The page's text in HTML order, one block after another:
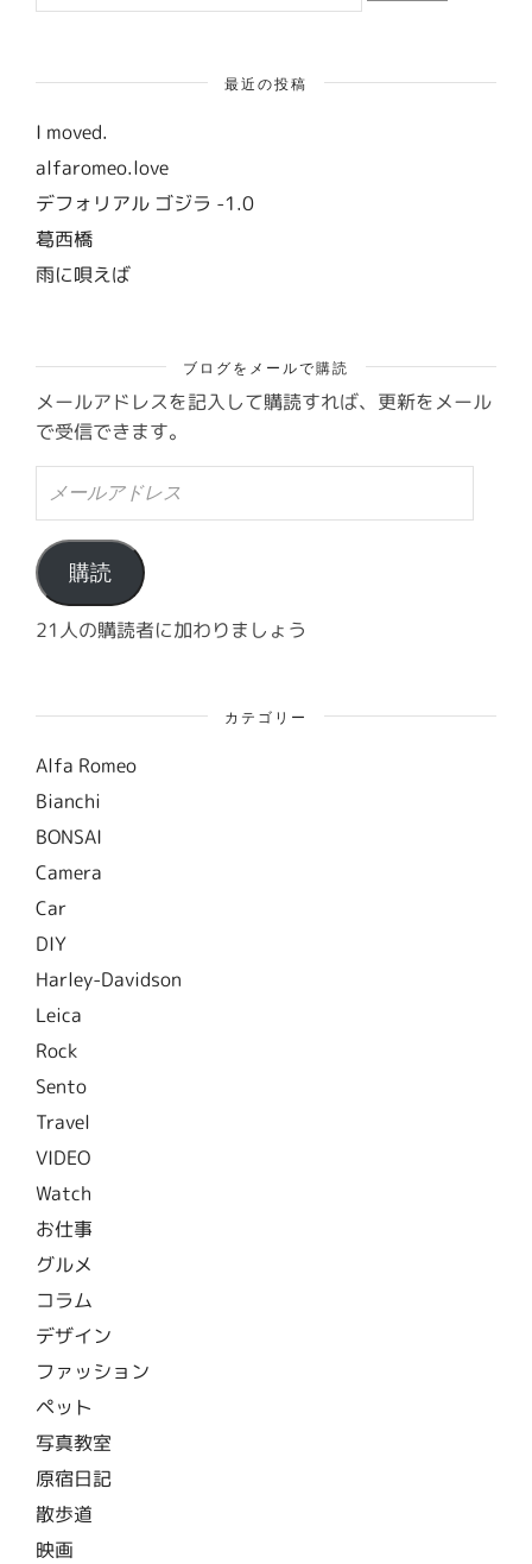
最近の投稿
I moved.
alfaromeo.love
デフォリアル ゴジラ -1.0
葛西橋
雨に唄えば
ブログをメールで購読
メールアドレスを記入して購読すれば、更新をメール
で受信できます。
ル
ア
ド
レ
ス
購読
21人の購読者に加わりましょう
カテゴリー
Alfa Romeo
Bianchi
BONSAI
Camera
Car
DIY
Harley-Davidson
Leica
Rock
Sento
Travel
VIDEO
Watch
お仕事
グルメ
コラム
デザイン
ファッション
ペット
写真教室
原宿日記
散歩道
映画